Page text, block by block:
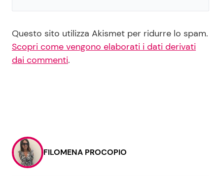
Questo sito utilizza Akismet per ridurre lo spam.
Scopri come vengono elaborati i dati derivati
dai commenti.
FILOMENA PROCOPIO